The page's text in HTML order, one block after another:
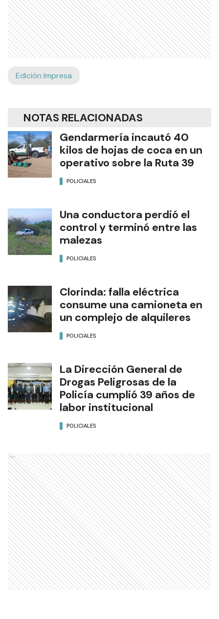
Edición Impresa
NOTAS RELACIONADAS
Gendarmería incautó 40
kilos de hojas de coca en un
operativo sobre la Ruta 39
POLICIALES
Una conductora perdió el
control y terminó entre las
malezas
POLICIALES
Clorinda: falla eléctrica
consume una camioneta en
un complejo de alquileres
POLICIALES
La Dirección General de
Drogas Peligrosas de la
Policía cumplió 39 años de
labor institucional
POLICIALES
Ads